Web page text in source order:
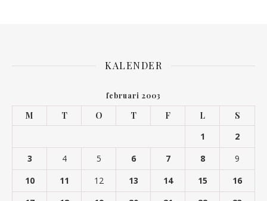
KALENDER
februari 2003
M T O T F L
S
1
2
3
4 5 6 7 8
9
10
11 12 13 14 15
16